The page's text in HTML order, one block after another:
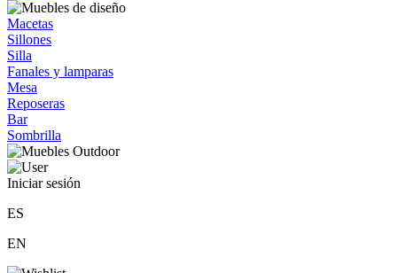
Macetas
Sillones
Silla
Fanales y lamparas
Mesa
Reposeras
Bar
Sombrilla
Iniciar sesión
ES
EN